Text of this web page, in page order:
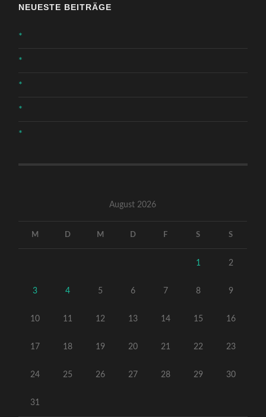
NEUESTE BEITRÄGE
*
*
*
*
*
August 2026
M D M D F S S
1 2
3 4 5 6 7 8 9
10 11 12 13 14 15 16
17 18 19 20 21 22 23
24 25 26 27 28 29 30
31